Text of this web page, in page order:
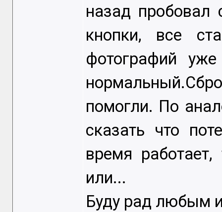
назад пробовал
кнопки, все
фотографий
помогли. По
сказать что
время
или...
Буду рад любым